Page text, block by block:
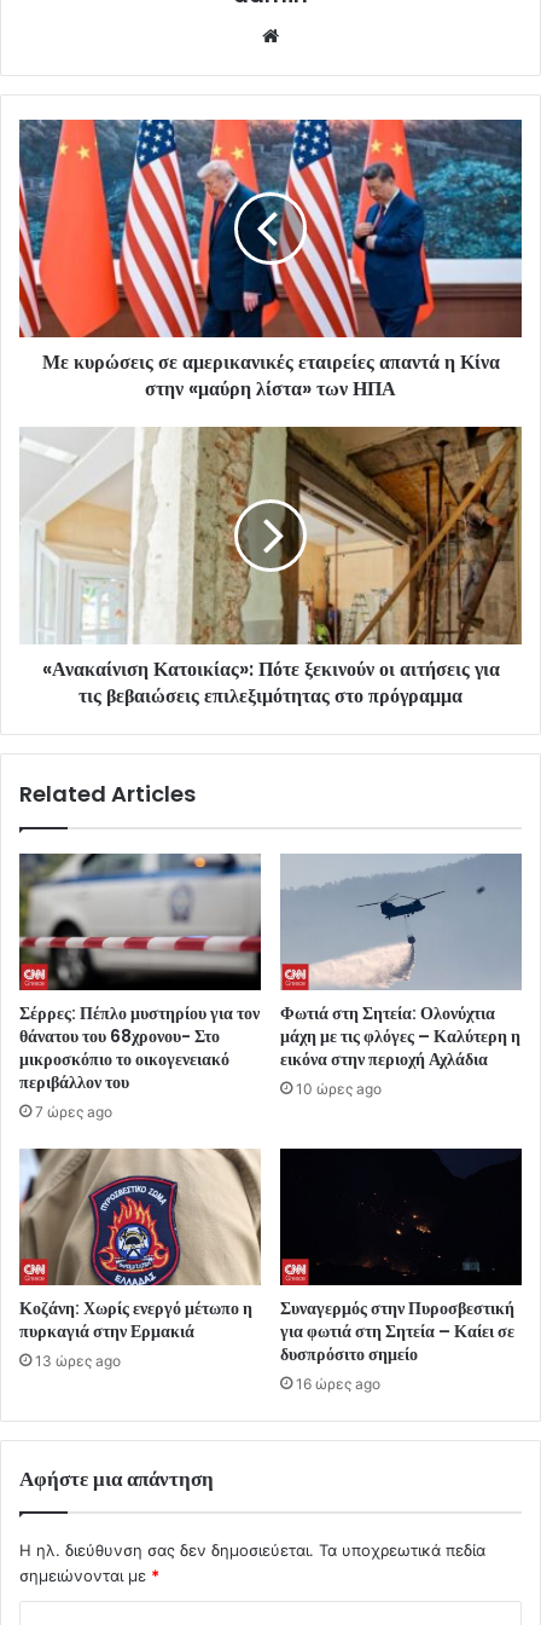
Με κυρώσεις σε αμερικανικές εταιρείες απαντά η Κίνα
στην «μαύρη λίστα» των ΗΠΑ
«Ανακαίνιση Κατοικίας»: Πότε ξεκινούν οι αιτήσεις για
τις βεβαιώσεις επιλεξιμότητας στο πρόγραμμα
Related Articles
Σέρρες: Πέπλο μυστηρίου για τον
θάνατου του 68χρονου- Στο
μικροσκόπιο το οικογενειακό
περιβάλλον του
7 ώρες ago
Φωτιά στη Σητεία: Ολονύχτια
μάχη με τις φλόγες – Καλύτερη η
εικόνα στην περιοχή Αχλάδια
10 ώρες ago
Κοζάνη: Χωρίς ενεργό μέτωπο η
πυρκαγιά στην Ερμακιά
13 ώρες ago
Συναγερμός στην Πυροσβεστική
για φωτιά στη Σητεία – Καίει σε
δυσπρόσιτο σημείο
16 ώρες ago
Αφήστε μια απάντηση
Η ηλ. διεύθυνση σας δεν δημοσιεύεται. Τα υποχρεωτικά πεδία
σημειώνονται με *